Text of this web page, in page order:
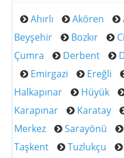
Ahırlı Akören
Beyşehir
Bozkır
Çumra
Derbent
Emirgazi
Ereğli
Halkapınar
Hüyük
Karapınar
Karatay
Merkez
Sarayönü
Taşkent
Tuzlukçu